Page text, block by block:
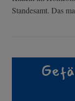
Standesamt. Das